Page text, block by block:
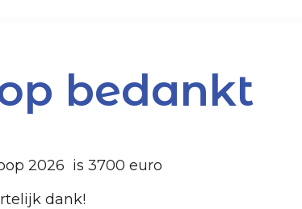
bedankt
2026 is 3700 euro
dank!